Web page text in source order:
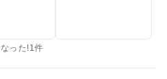
なった!1件